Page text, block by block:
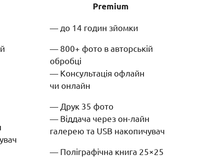
Premium
— до 14 годин зйомки
— 800+ фото в авторській
обробці
— Консультація офлайн
чи онлайн
— Друк 35 фото
— Віддача через он-лайн
галерею та USB накопичувач
— Поліграфічна книга 25×25